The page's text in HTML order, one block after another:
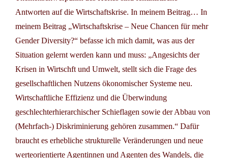
Antworten auf die Wirtschaftskrise. In meinem Beitrag… In
meinem Beitrag „Wirtschaftskrise – Neue Chancen für mehr
Gender Diversity?“ befasse ich mich damit, was aus der
Situation gelernt werden kann und muss: „Angesichts der
Krisen in Wirtschft und Umwelt, stellt sich die Frage des
gesellschaftlichen Nutzens ökonomischer Systeme neu.
Wirtschaftliche Effizienz und die Überwindung
geschlechterhierarchischer Schieflagen sowie der Abbau von
(Mehrfach-) Diskriminierung gehören zusammen.“ Dafür
braucht es erhebliche strukturelle Veränderungen und neue
werteorientierte Agentinnen und Agenten des Wandels, die